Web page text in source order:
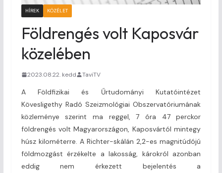
HÍREK KÖZÉLET
Földrengés volt Kaposvár
közelében
2023.08.22. kedd TaviTV
A Földfizikai és Űrtudományi Kutatóintézet
Kövesligethy Radó Szeizmológiai Obszervatóriumának
közleménye szerint ma reggel, 7 óra 47 perckor
földrengés volt Magyarországon, Kaposvártól mintegy
húsz kilométerre. A Richter-skálán 2,2-es magnitúdójú
földmozgást érzékelte a lakosság, károkról azonban
eddig nem érkezett bejelentés a